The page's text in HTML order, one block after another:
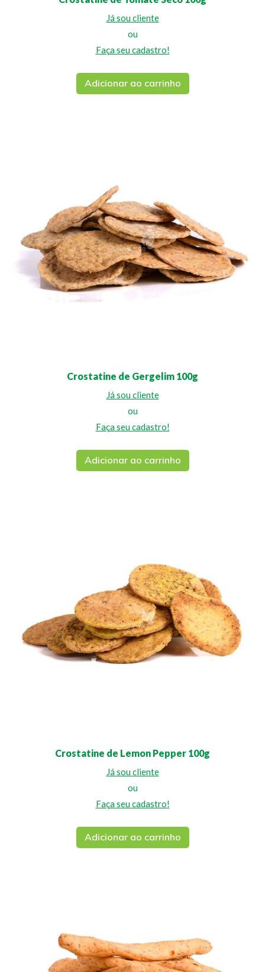
Já sou cliente
ou
Faça seu cadastro!
Adicionar ao carrinho
Crostatine de Gergelim 100g
Já sou cliente
ou
Faça seu cadastro!
Adicionar ao carrinho
Crostatine de Lemon Pepper 100g
Já sou cliente
ou
Faça seu cadastro!
Adicionar ao carrinho